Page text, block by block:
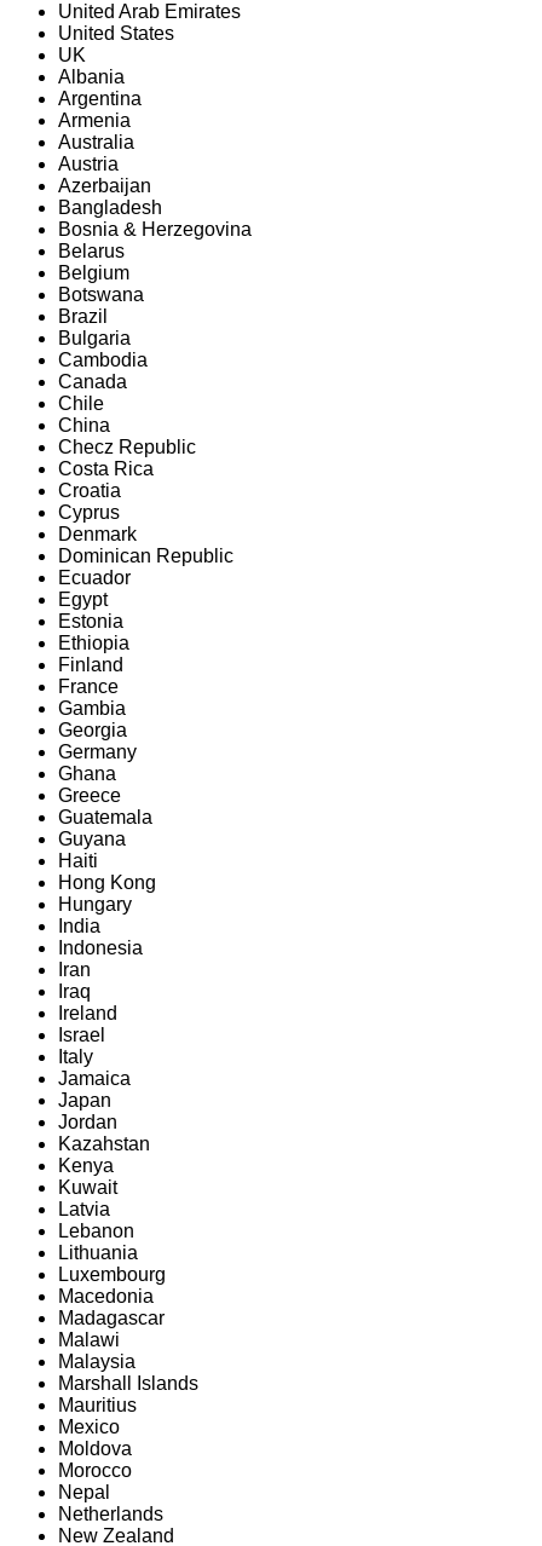
United Arab Emirates
United States
UK
Albania
Argentina
Armenia
Australia
Austria
Azerbaijan
Bangladesh
Bosnia & Herzegovina
Belarus
Belgium
Botswana
Brazil
Bulgaria
Cambodia
Canada
Chile
China
Checz Republic
Costa Rica
Croatia
Cyprus
Denmark
Dominican Republic
Ecuador
Egypt
Estonia
Ethiopia
Finland
France
Gambia
Georgia
Germany
Ghana
Greece
Guatemala
Guyana
Haiti
Hong Kong
Hungary
India
Indonesia
Iran
Iraq
Ireland
Israel
Italy
Jamaica
Japan
Jordan
Kazahstan
Kenya
Kuwait
Latvia
Lebanon
Lithuania
Luxembourg
Macedonia
Madagascar
Malawi
Malaysia
Marshall Islands
Mauritius
Mexico
Moldova
Morocco
Nepal
Netherlands
New Zealand